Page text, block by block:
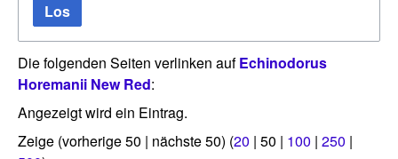
Los
Die folgenden Seiten verlinken aufEchinodorus
Horemanii New Red:
Angezeigt wird ein Eintrag.
Zeige (vorherige 50 | nächste 50) (20 | 50 | 100 | 250 |